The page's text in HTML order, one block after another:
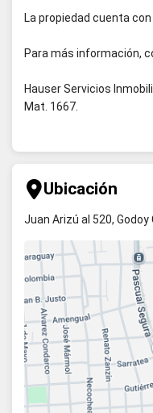
La propiedad cuenta
Para más información,
Hauser Servicios
Mat. 1667.
Ubicación
Juan Arizú al 520,